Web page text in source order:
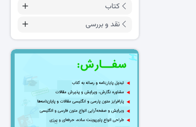
کتاب
نقد و بررسی